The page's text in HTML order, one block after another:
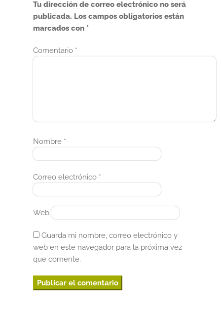
Tu dirección de correo electrónico no será
publicada. Los campos obligatorios están
marcados con*
Comentario *
Nombre *
Correo electrónico *
Web
Guarda mi nombre, correo electrónico y
web en este navegador para la próxima vez
que comente.